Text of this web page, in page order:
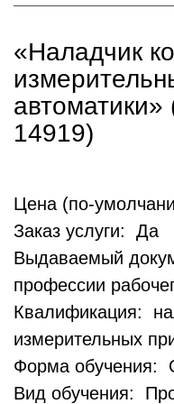
«Наладчик
14919)
Цена (по-
Заказ услуги: Да
Выдаваемый
профессии
Квалификация:
измерительных
Форма обучения:
Вид обучения: